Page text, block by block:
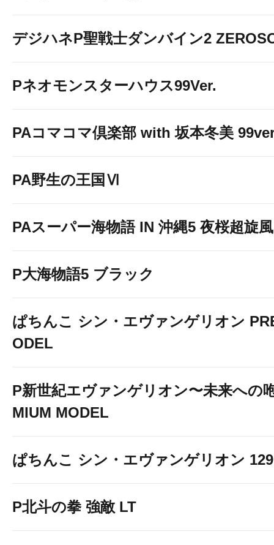
デジハネP聖戦士ダンバイン2
Pネオモンスターハウス99Ver.
PAコマコマ倶楽部 with 坂本冬美
PA野生の王国Ⅵ
PAスーパー海物語 IN 沖縄5 夜桜超旋
P大海物語5 ブラック
ぱちんこ シン・エヴァンゲリオン
ODEL
P新世紀エヴァンゲリオン〜未来への
MIUM MODEL
ぱちんこ シン・エヴァンゲリオン
P北斗の拳 強敵 LT